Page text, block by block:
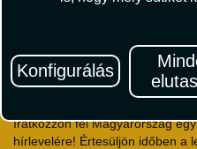
Konfigurálás
Repülőjegy Szerződési Feltételek
Hírlevél
Iratkozzon fel Magyarország
hírlevelére! Értesüljön időben a